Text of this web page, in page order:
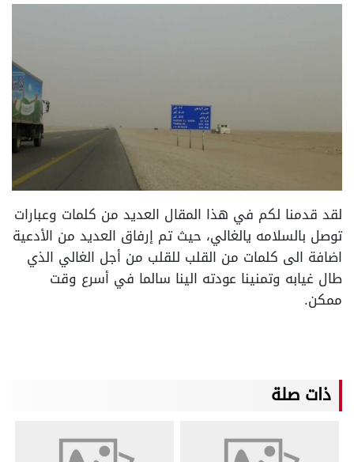
لقد قدمنا لكم في هذا المقال العديد من كلمات وعبارات
توصل بالسلامه يالغالي، حيث تم إرفاق العديد من الأدعية
اضافة الى كلمات من القلب للقلب من أجل الغالي الذي
طال غيابه وتمنينا عودته الينا سالما في أسرع وقت
ممكن.
ذات صلة